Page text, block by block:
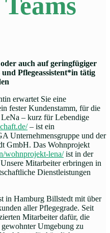
auch auf geringfügiger
Pflegeassistent*in tätig
erwartet Sie eine
fester Kundenstamm, für die
– kurz für Lebendige
– ist ein
Unternehmensgruppe und der
GmbH. Das Wohnprojekt
wohnprojekt-lena/ist in der
Mitarbeiter erbringen in
Dienstleistungen
in Hamburg Billstedt mit über
aller Pflegegrade. Seit
Mitarbeiter dafür, die
Umgebung zu